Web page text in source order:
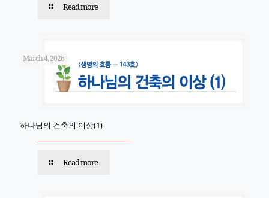
Read more
March 4, 2026
하나님의 건축의 이상(1)
Read more